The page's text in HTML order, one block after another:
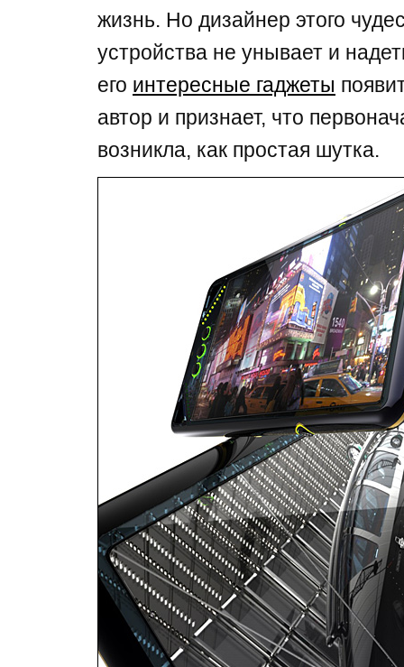
жизнь. Но дизайнер этого
устройства не унывает и
его интересные гаджеты
автор и признает, что
возникла, как простая шутка.